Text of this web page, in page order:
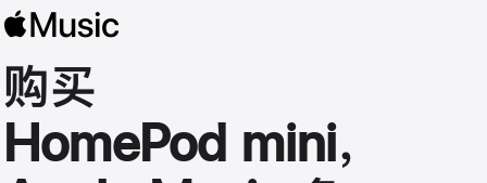
购买
HomePod mini，